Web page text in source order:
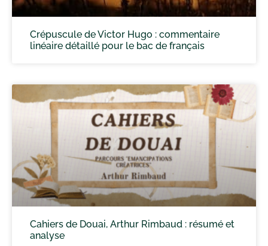
Crépuscule de Victor Hugo : commentaire
linéaire détaillé pour le bac de français
Cahiers de Douai, Arthur Rimbaud : résumé et
analyse